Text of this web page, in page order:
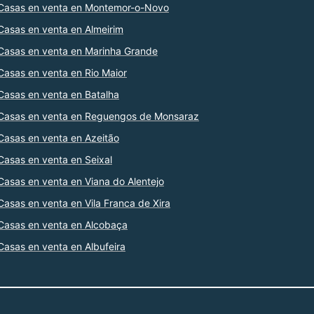
en venta en Montemor-o-Novo
en venta en Almeirim
en venta en Marinha Grande
en venta en Rio Maior
en venta en Batalha
en venta en Reguengos de Monsaraz
en venta en Azeitão
en venta en Seixal
en venta en Viana do Alentejo
en venta en Vila Franca de Xira
en venta en Alcobaça
en venta en Albufeira